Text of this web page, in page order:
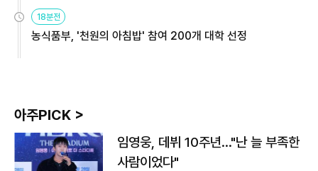
18분전
농식품부, '천원의 아침밥' 참여 200개 대학 선정
아주PICK >
임영웅, 데뷔 10주년…"난 늘 부족한
사람이었다"